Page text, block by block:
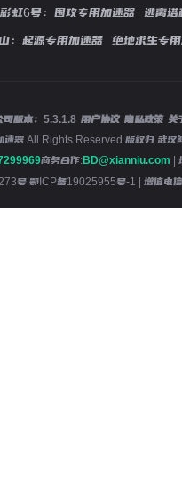
彩虹6号：围攻专用加速器
逃离塔
：起源专用加速器 绝地求生专
司版本： 5.3.1.8 用户协议 隐私政策 关
器.All Rights Reserved.版权归 武汉
商务合作:BD@xianniu.com |
号|鄂ICP备19025955号-1 | 增值电